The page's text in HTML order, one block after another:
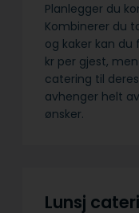
Planlegger du
Kombinerer du
og kaker kan
kr per gjest,
catering til
avhenger helt
ønsker.
Lunsj